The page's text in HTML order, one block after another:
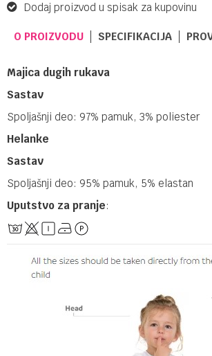
Dodaj proizvod u spisak za kupovinu
O PROIZVODU SPECIFIKACIJA
Majica dugih rukava
Sastav
Spoljašnji deo: 97% pamuk, 3% poliester
Helanke
Sastav
Spoljašnji deo: 95% pamuk, 5% elastan
Uputstvo za pranje: